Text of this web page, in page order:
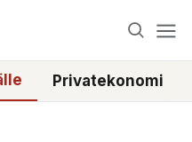
Privatekonomi